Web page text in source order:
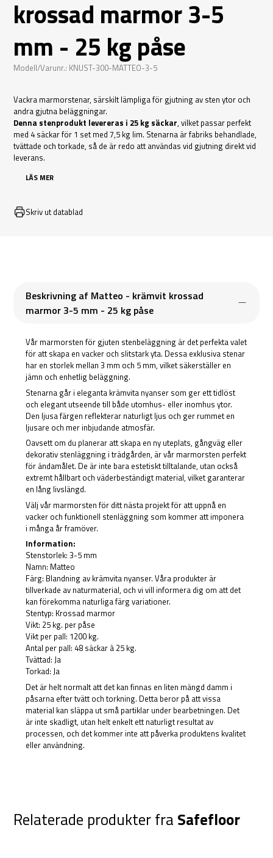
krossad marmor 3-5
mm - 25 kg påse
Modell/Varunr.: KNUST-300-MATTEO-3-5
Vackra marmorstenar, särskilt lämpliga för gjutning av sten ytor och
andra gjutna beläggningar.
Denna stenprodukt levereras i 25 kg säckar, vilket passar perfekt
med 4 säckar för 1 set med 7,5 kg lim. Stenarna är fabriks behandlade,
tvättade och torkade, så de är redo att användas vid gjutning direkt vid
leverans.
LÄS MER
Skriv ut datablad
Beskrivning af Matteo - krämvit krossad
marmor 3-5 mm - 25 kg påse
Vår marmorsten för gjuten stenbeläggning är det perfekta valet
för att skapa en vacker och slitstark yta. Dessa exklusiva stenar
har en storlek mellan 3 mm och 5 mm, vilket säkerställer en
jämn och enhetlig beläggning.
Stenarna går i eleganta krämvita nyanser som ger ett tidlöst
och elegant utseende till både utomhus- eller inomhus ytor.
Den ljusa färgen reflekterar naturligt ljus och ger rummet en
ljusare och mer inbjudande atmosfär.
Oavsett om du planerar att skapa en ny uteplats, gångväg eller
dekorativ stenläggning i trädgården, är vår marmorsten perfekt
för ändamålet. De är inte bara estetiskt tilltalande, utan också
extremt hållbart och väderbeständigt material, vilket garanterar
en lång livslängd.
Välj vår marmorsten för ditt nästa projekt för att uppnå en
vacker och funktionell stenläggning som kommer att imponera
i många år framöver.
Information:
Stenstorlek: 3-5 mm
Namn: Matteo
Färg: Blandning av krämvita nyanser. Våra produkter är
tillverkade av naturmaterial, och vi vill informera dig om att det
kan förekomma naturliga färg variationer.
Stentyp: Krossad marmor
Vikt: 25 kg. per påse
Vikt per pall: 1200 kg.
Antal per pall: 48 säckar à 25 kg.
Tvättad: Ja
Torkad: Ja
Det är helt normalt att det kan finnas en liten mängd damm i
påsarna efter tvätt och torkning. Detta beror på att vissa
material kan släppa ut små partiklar under bearbetningen. Det
är inte skadligt, utan helt enkelt ett naturligt resultat av
processen, och det kommer inte att påverka produktens kvalitet
eller användning.
Relaterade produkter fra Safefloor